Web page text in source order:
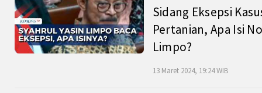
Sidang Eksepsi
Pertanian, Apa Isi
Limpo?
13 Maret 2024, 19:24 WIB